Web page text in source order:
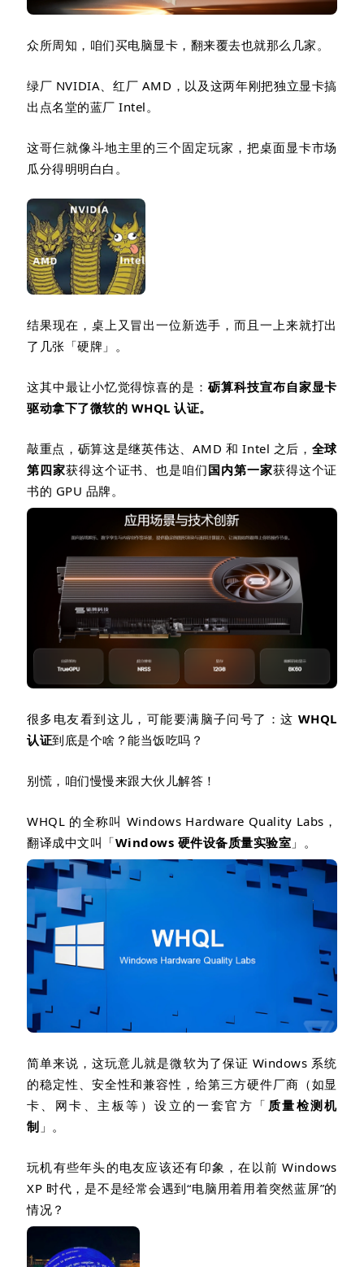
众所周知，咱们买电脑显卡，翻来覆去也就那么几家。
绿厂 NVIDIA 、红厂 AMD ，以及这两年刚把独立显卡搞
出点名堂的蓝厂 Intel 。
这哥仨就像斗地主里的三个固定玩家，把桌面显卡市场
瓜分得明明白白。
结果现在，桌上又冒出一位新选手，而且一上来就打出
了几张「硬牌」。
这其中最让小忆觉得惊喜的是：砺算科技宣布自家显卡
驱动拿下了微软的 WHQL认证。
敲重点，砺算这是继英伟达、 AMD和 Intel 之后， 全球
第四家获得这个证书、也是咱们国内第一家获得这个证
书的 GPU 品牌。
很多电友看到这儿，可能要满脑子问号了：这 WHQL
认证到底是个啥？能当饭吃吗？
别慌，咱们慢慢来跟大伙儿解答！
WHQL 的全称叫 Windows Hardware Quality Labs ，
翻译成中文叫「Windows 硬件设备质量实验室 」。
简单来说，这玩意儿就是微软为了保证 Windows 系统
的稳定性、安全性和兼容性 ，给第三方硬件厂商（如显
卡、网卡、主板等）设立的一套官方「 质量检测机
制 」 。
玩机有些年头的电友应该还有印象，在以前 Windows
XP 时代，是不是经常会遇到“电脑用着用着突然蓝屏”的
情况？